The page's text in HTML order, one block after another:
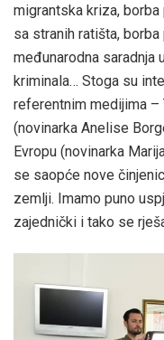
migrantska kriza,
sa stranih ratišta,
međunarodna saradnja
kriminala… Stoga su
referentnim medijima –
(novinarka Anelise
Evropu (novinarka
se saopće nove
zemlji. Imamo puno
zajednički i tako se